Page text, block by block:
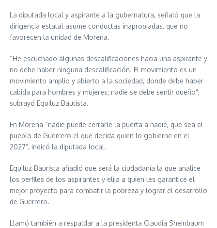
La diputada local y aspirante a la gubernatura, señaló que la
dirigencia estatal asume conductas inapropiadas, que no
favorecen la unidad de Morena.
“He escuchado algunas descalificaciones hacia una aspirante y
no debe haber ninguna descalificación. El movimiento es un
movimiento amplio y abierto a la sociedad, donde debe haber
cabida para hombres y mujeres; nadie se debe sentir dueño”,
subrayó Eguiluz Bautista.
En Morena “nadie puede cerrarle la puerta a nadie, que sea el
pueblo de Guerrero el que decida quien lo gobierne en el
2027”, indicó la diputada local.
Eguiluz Baurista añadió que será la ciudadanía la que analice
los perfiles de los aspirantes y elija a quien les garantice el
mejor proyecto para combatir la pobreza y lograr el desarrollo
de Guerrero.
Llamó también a respaldar a la presidenta Claudia Sheinbaum